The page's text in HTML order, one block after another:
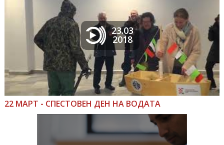
23.03
2018
22 МАРТ - СПЕСТОВЕН ДЕН НА ВОДАТА